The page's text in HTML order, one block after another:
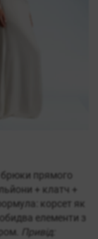
брюки прямого
+ клатч +
корсет як
елементи з
Привід: